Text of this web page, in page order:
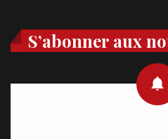
S’abonner aux